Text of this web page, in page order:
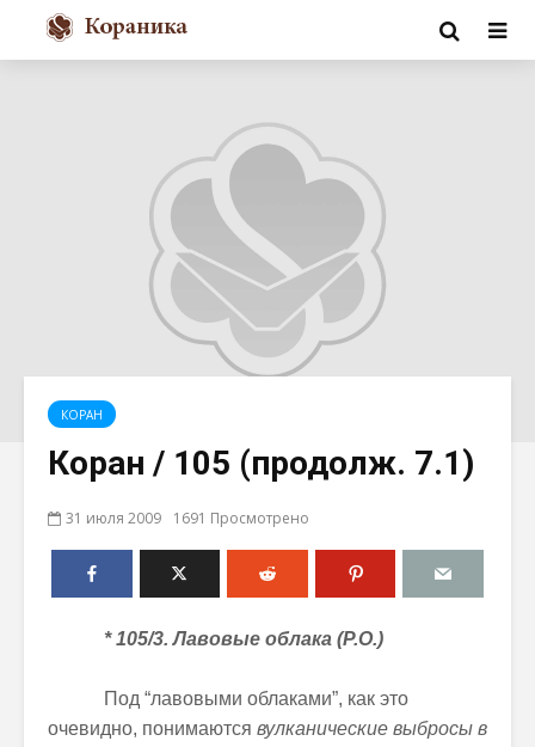
КОРАН
Коран / 105 (продолж. 7.1)
31 июля 2009 1691 Просмотрено
* 105/3. Лавовые облака (Р.О.)
Под “лавовыми облаками”, как это
очевидно, понимаются вулканические выбросы в